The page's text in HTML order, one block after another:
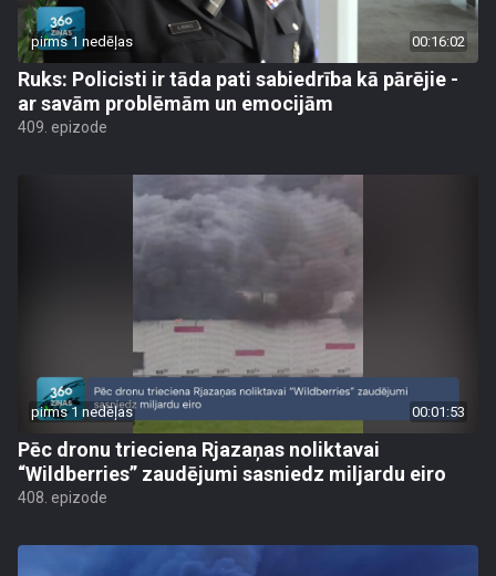
pirms 1 nedēļas 00:16:02
Ruks: Policisti ir tāda pati sabiedrība kā pārējie -
ar savām problēmām un emocijām
409. epizode
pirms 1 nedēļas 00:01:53
Pēc dronu trieciena Rjazaņas noliktavai
“Wildberries” zaudējumi sasniedz miljardu eiro
408. epizode